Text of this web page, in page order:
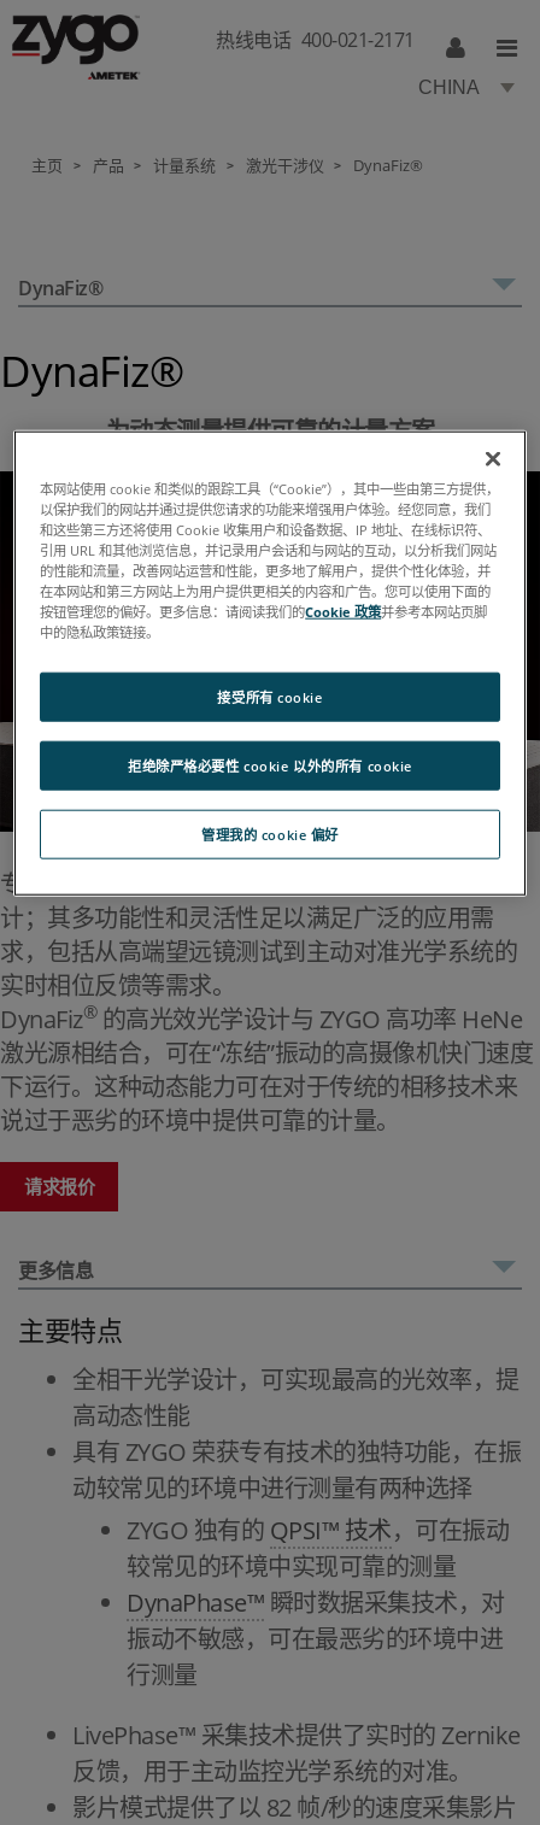
热线电话 400-021-2171
CHINA
主页 > 产品 > 计量系统 > 激光干涉仪 > DynaFiz®
DynaFiz®
DynaFiz®
为动态测量提供可靠的计量方案
专为在振动频繁的环境中进行可靠的干涉测量而设
计；其多功能性和灵活性足以满足广泛的应用需
求，包括从高端望远镜测试到主动对准光学系统的
实时相位反馈等需求。
DynaFiz®的高光效光学设计与 ZYGO 高功率 HeNe
激光源相结合，可在“冻结”振动的高摄像机快门速度
下运行。这种动态能力可在对于传统的相移技术来
说过于恶劣的环境中提供可靠的计量。
请求报价
更多信息
主要特点
全相干光学设计，可实现最高的光效率，提
高动态性能
具有 ZYGO 荣获专有技术的独特功能，在振
动较常见的环境中进行测量有两种选择
ZYGO 独有的 QPSI™ 技术，可在振动
较常见的环境中实现可靠的测量
DynaPhase™ 瞬时数据采集技术，对
振动不敏感，可在最恶劣的环境中进
行测量
LivePhase™ 采集技术提供了实时的 Zernike
反馈，用于主动监控光学系统的对准。
影片模式提供了以 82 帧/秒的速度采集影片
本网站使用 cookie 和类似的跟踪工具（“Cookie”），其中一些由第三方提供，
以保护我们的网站并通过提供您请求的功能来增强用户体验。经您同意，我们
和这些第三方还将使用 Cookie 收集用户和设备数据、IP 地址、在线标识符、
引用 URL 和其他浏览信息，并记录用户会话和与网站的互动，以分析我们网站
的性能和流量，改善网站运营和性能，更多地了解用户，提供个性化体验，并
在本网站和第三方网站上为用户提供更相关的内容和广告。您可以使用下面的
按钮管理您的偏好。更多信息：请阅读我们的Cookie 政策并参考本网站页脚
中的隐私政策链接。
管理我的 cookie 偏好
拒绝除严格必要性 cookie 以外的所有 cookie
接受所有 cookie